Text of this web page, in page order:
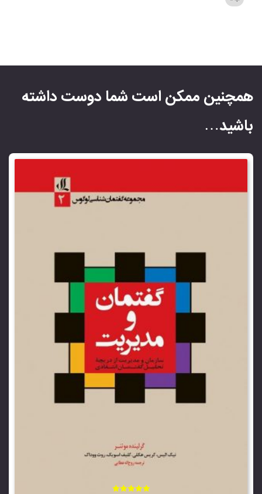
همچنین ممکن است شما دوست داشته
باشید…